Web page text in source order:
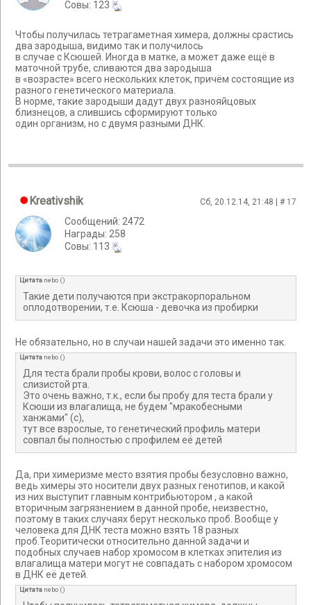
Cовы: 123
Чтобы получилась тетрагаметная химера, должны срастись
два зародыша, видимо так и получилось
в случае с Ксюшей. Иногда в матке, а может даже ещё в
маточной трубе, сливаются два зародыша
в «возрасте» всего нескольких клеток, причём состоящие из
разного генетического материала.
В норме, такие зародыши дадут двух разнояйцовых
близнецов, а слившись сформируют только
один организм, но с двумя разными ДНК.
Kreativshik Сб, 20.12.14, 21:48 | # 17
Сообщений: 2472
Награды: 258
Cовы: 113
Цитата nebo ()
Такие дети получаются при экстракорпоральном
оплодотворении, т.е. Ксюша - девочка из пробирки
Не обязательно, но в случаи нашей задачи это именно так.
Цитата nebo ()
Для теста брали пробы крови, волос с головы и
слизистой рта.
Это очень важно, т.к., если бы пробу для теста брали у
Ксюши из влагалища, не будем "мракобесными
ханжами" (с),
тут все взрослые, то генетический профиль матери
совпал бы полностью с профилем её детей
Да, при химеризме место взятия пробы безусловно важно,
ведь химеры это носители двух разных генотипов, и какой
из них выступит главным контрибьютором , а какой
вторичным загрязнением в данной пробе, неизвестно,
поэтому в таких случаях берут несколько проб. Вообще у
человека для ДНК теста можно взять 18 разных
проб.Теоритически относительно данной задачи и
подобных случаев набор хромосом в клетках эпителия из
влагалища матери могут не совпадать с набором хромосом
в ДНК её детей.
Цитата nebo ()